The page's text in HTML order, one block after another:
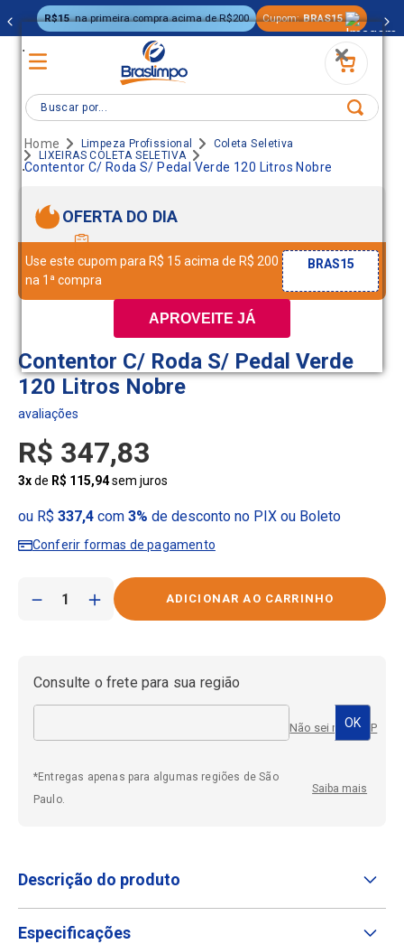
.
.
APROVEITE JÁ
R$15 na primeira compra acima de R$200 Cupom: BRAS15
Buscar por...
Limpeza Profissional
Coleta Seletiva
LIXEIRAS COLETA SELETIVA
Contentor C/ Roda S/ Pedal Verde 120 Litros Nobre
OFERTA DO DIA
Use este cupom para R$ 15 acima de R$ 200
na 1ª compra
BRAS15
Contentor C/ Roda S/ Pedal Verde
120 Litros Nobre
R$ 347,83
3xde R$ 115,94sem juros
ou R$ 337,4com 3% de desconto no PIX ou Boleto
Conferir formas de pagamento
＋
－
Consulte o frete para sua região
Não sei meu CEP
*Entregas apenas para algumas regiões de São
Paulo.
Saiba mais
Descrição do produto
Especificações